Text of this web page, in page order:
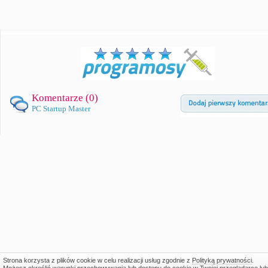
Komentarze (0)
PC Startup Master
Strona korzysta z plików cookie w celu realizacji usług zgodnie z Polityką prywatności.